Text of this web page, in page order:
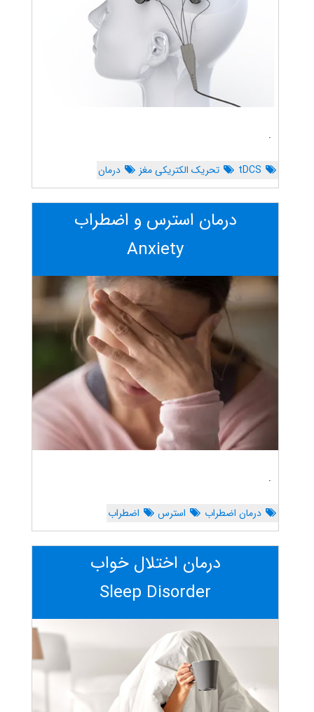
.
tDCS تحریک الکتریکی مغز درمان
درمان استرس و اضطراب
Anxiety
.
درمان اضطراب استرس اضطراب
درمان اختلال خواب
Sleep Disorder